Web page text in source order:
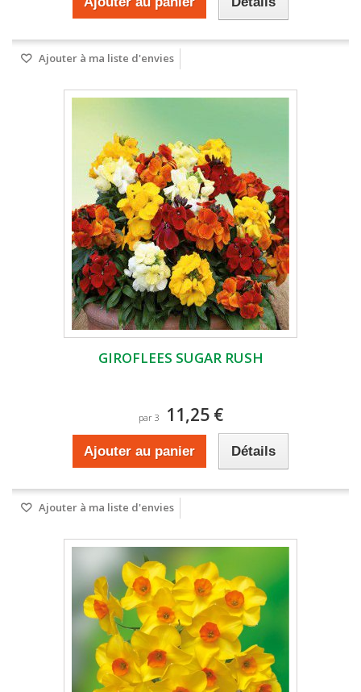
Ajouter à ma liste d'envies
GIROFLEES SUGAR RUSH
par 3 11,25 €
Ajouter au panier Détails
Ajouter à ma liste d'envies